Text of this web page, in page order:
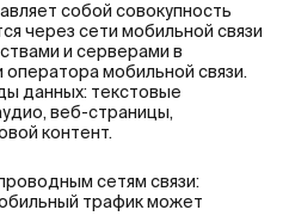
собой совокупность
через сети мобильной связи
и серверами в
оператора мобильной связи.
данных: текстовые
веб-страницы,
контент.
сетям связи:
трафик может